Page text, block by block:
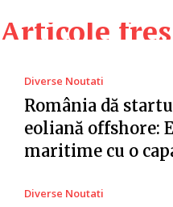
Articole
Diverse Noutati
România dă
eoliană offshore:
maritime cu o
Diverse Noutati